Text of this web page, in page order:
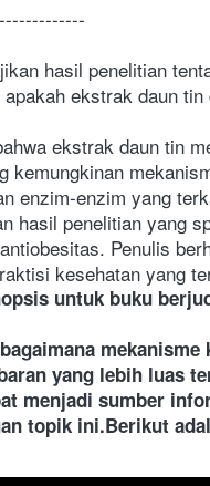
hasil penelitian
ekstrak daun
ekstrak daun tin
kemungkinan
enzim-enzim yang
hasil penelitian yang
Penulis
kesehatan yang
untuk buku
yang lebih luas
menjadi sumber
topik ini.Berikut